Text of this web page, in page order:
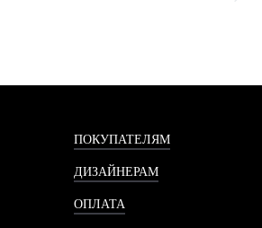
ПОКУПАТЕЛЯМ
ДИЗАЙНЕРАМ
ОПЛАТА